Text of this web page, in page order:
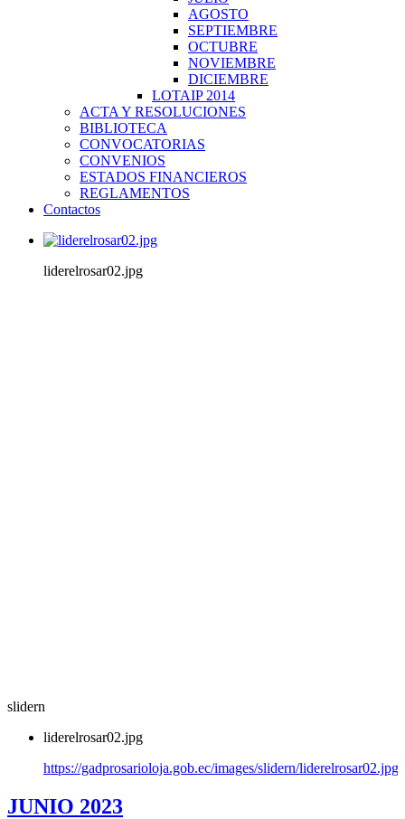
AGOSTO
SEPTIEMBRE
OCTUBRE
NOVIEMBRE
DICIEMBRE
LOTAIP 2014
ACTA Y RESOLUCIONES
BIBLIOTECA
CONVOCATORIAS
CONVENIOS
ESTADOS FINANCIEROS
REGLAMENTOS
Contactos
liderelrosar02.jpg
slidern
liderelrosar02.jpg
https://gadprosarioloja.gob.ec/images/slidern/liderelrosar02.jpg
JUNIO 2023